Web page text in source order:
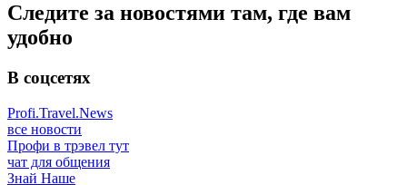
Следите за новостями там, где вам
удобно
В соцсетях
Profi.Travel.News
все новости
Профи в трэвел тут
чат для общения
Знай Наше